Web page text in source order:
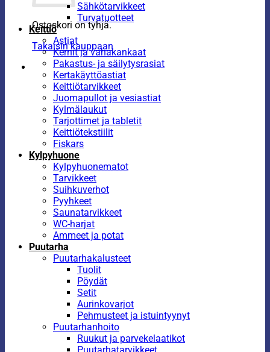
Ostoskori on tyhjä.
Takaisin kauppaan
Sähkötarvikkeet
Turvatuotteet
Keittiö
Astiat
Kernit ja vahakankaat
Pakastus- ja säilytysrasiat
Kertakäyttöastiat
Keittiötarvikkeet
Juomapullot ja vesiastiat
Kylmälaukut
Tarjottimet ja tabletit
Keittiötekstiilit
Fiskars
Kylpyhuone
Kylpyhuonematot
Tarvikkeet
Suihkuverhot
Pyyhkeet
Saunatarvikkeet
WC-harjat
Ammeet ja potat
Puutarha
Puutarhakalusteet
Tuolit
Pöydät
Setit
Aurinkovarjot
Pehmusteet ja istuintyynyt
Puutarhanhoito
Ruukut ja parvekelaatikot